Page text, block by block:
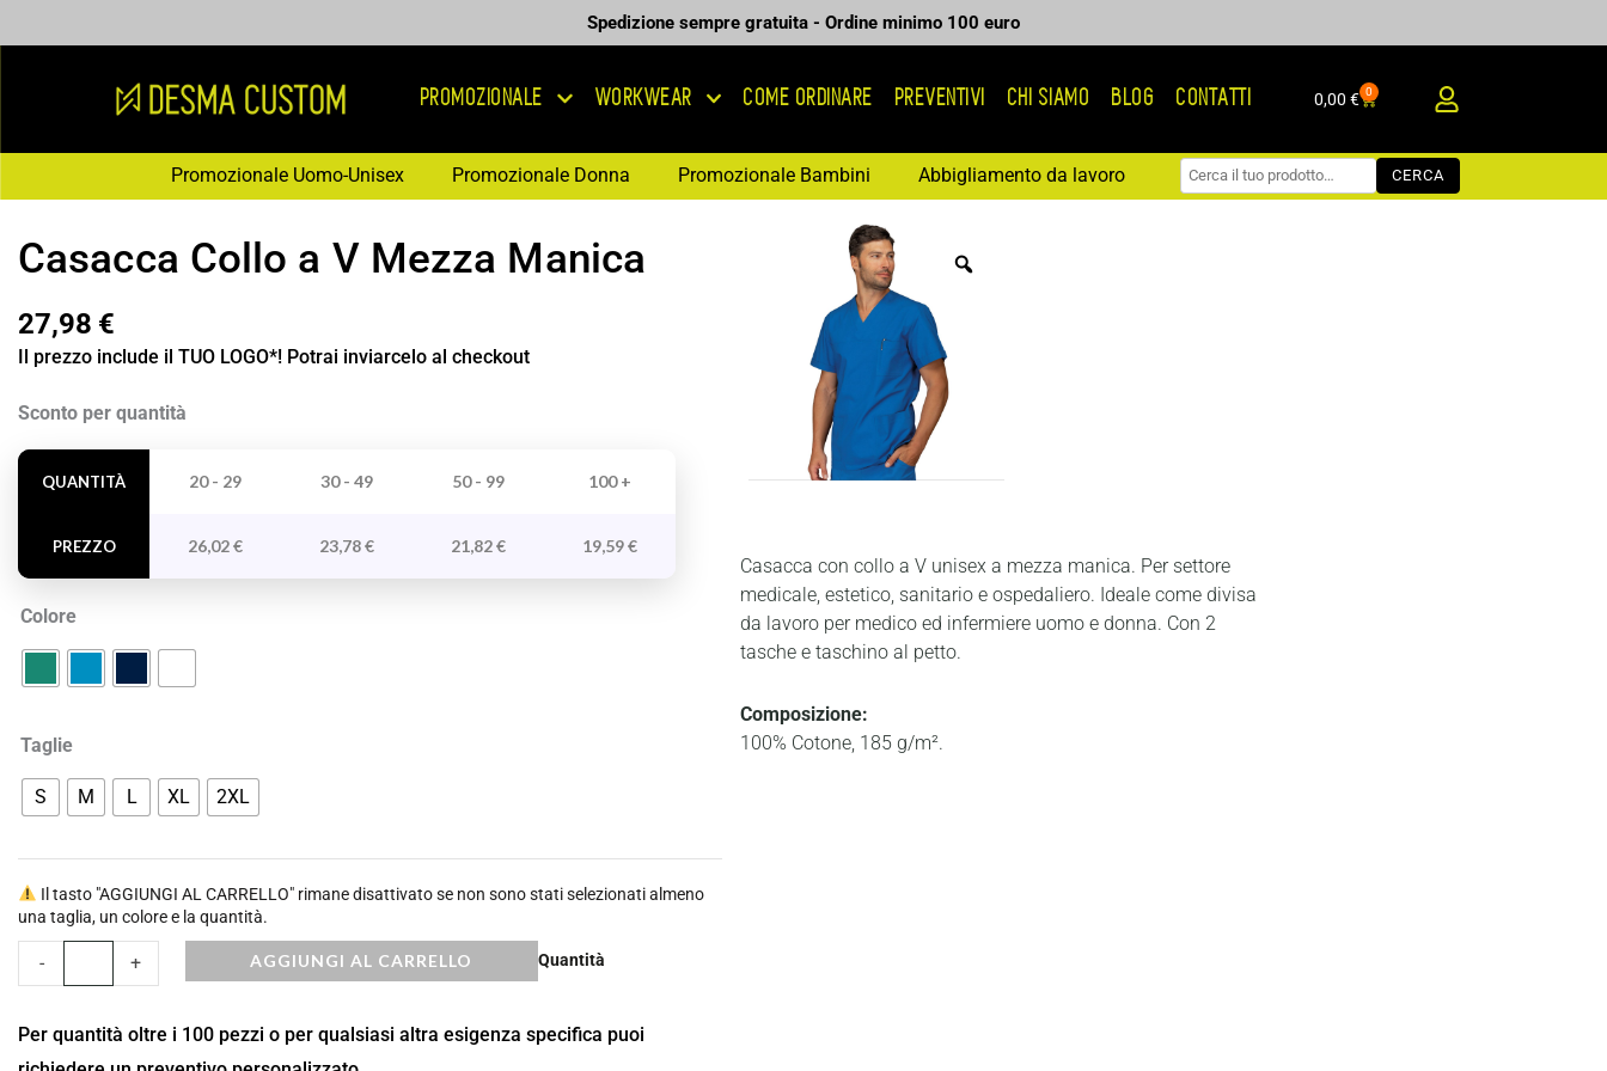
al
Spedizione sempre gratuita - Ordine minimo 100 euro
PROMOZIONALE WORKWEAR COME ORDINARE PREVENTIVI CHI SIAMO BLOG CONTATTI 0,00 € 0
Carrello
Promozionale Uomo-Unisex Promozionale Donna Promozionale Bambini Abbigliamento da lavoro CERCA
Casacca Collo a V Mezza Manica
27,98 €
Il prezzo include il TUO LOGO*! Potrai inviarcelo al checkout
Sconto per quantità
QUANTITÀ
PREZZO
20 - 29 30 - 49 50 - 99 100 +
26,02€ 23,78€ 21,82€ 19,59€
Colore
Taglie
S M L XL 2XL
Il tasto "AGGIUNGI AL CARRELLO" rimane disattivato se non sono stati selezionati almeno
una taglia, un colore e la quantità.
Quantità
-
Casacca
Mezza
Manica
quantità
+ AGGIUNGI AL CARRELLO
Per quantità oltre i 100 pezzi o per qualsiasi altra esigenza specifica puoi
Casacca con collo a V unisex a mezza manica. Per settore
medicale, estetico, sanitario e ospedaliero. Ideale come divisa
da lavoro per medico ed infermiere uomo e donna. Con 2
tasche e taschino al petto.
Composizione:
100% Cotone, 185 g/m².